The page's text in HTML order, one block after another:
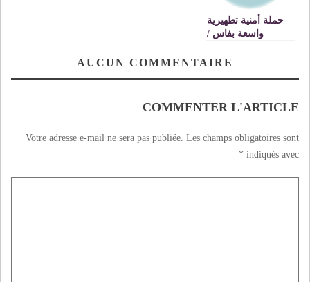
حملة أمنية تطهيرية
واسعة بفاس /
في ظرف اسبوعينAUCUN COMMENTAIRE
COMMENTER L'ARTICLE
Votre adresse e-mail ne sera pas publiée. Les champs obligatoires sont
indiqués avec
*